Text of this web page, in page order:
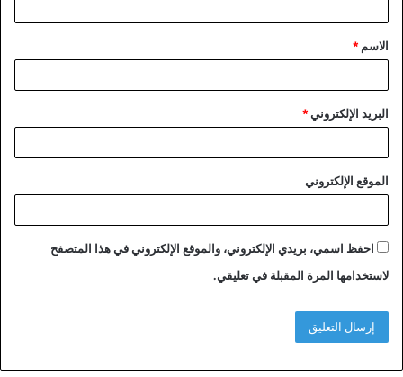
ق
*
الاسم *
البريد الإلكتروني*
الموقع الإلكتروني
احفظ اسمي، بريدي الإلكتروني، والموقع الإلكتروني في هذا المتصفح
لاستخدامها المرة المقبلة في تعليقي.